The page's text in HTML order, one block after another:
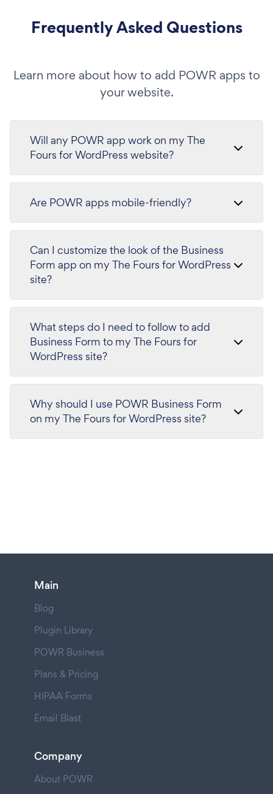
Frequently Asked Questions
Learn more about how to add POWR apps to
your website.
Will any POWR app work on my The
Fours for WordPress website?
Are POWR apps mobile-friendly?
Can I customize the look of the Business
Form app on my The Fours for WordPress
site?
What steps do I need to follow to add
Business Form to my The Fours for
WordPress site?
Why should I use POWR Business Form
on my The Fours for WordPress site?
Main
Blog
Plugin Library
POWR Business
Plans & Pricing
HIPAA Forms
Email Blast
Company
About POWR